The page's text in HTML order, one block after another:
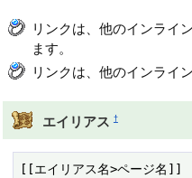
リンクは、他のインライ
ます。
リンクは、他のインライ
エイリアス †
[[エイリアス名>ページ名]]